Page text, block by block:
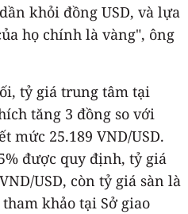
khỏi đồng USD, và lựa
họ chính là vàng", ông
tỷ giá trung tâm tại
tăng 3 đồng so với
mức 25.189 VND/USD.
được quy định, tỷ giá
USD, còn tỷ giá sàn là
tham khảo tại Sở giao